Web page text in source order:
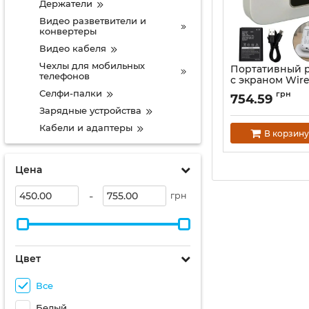
Держатели
Видео разветвители и
конвертеры
Видео кабеля
Чехлы для мобильных
телефонов
Селфи-палки
Зарядные устройства
Кабели и адаптеры
Цена
- грн
Цвет
Все
Портативный
с экраном
Wi-Fi Pro
сим карты и
батареей
754.59 грн
В корзину